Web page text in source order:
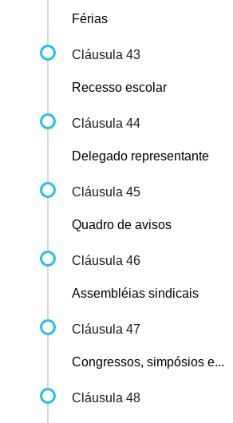
Férias
Cláusula 43
Recesso escolar
Cláusula 44
Delegado representante
Cláusula 45
Quadro de avisos
Cláusula 46
Assembléias sindicais
Cláusula 47
Congressos, simpósios e...
Cláusula 48